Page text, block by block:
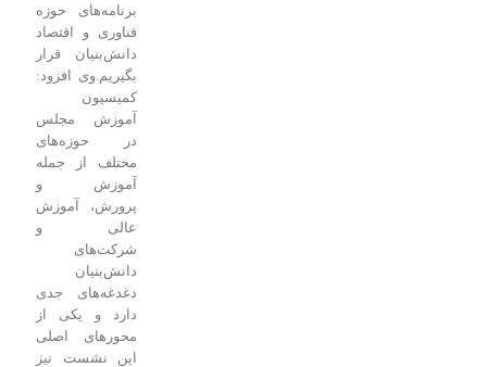
برنامه‌های حوزه
فناوری و اقتصاد
دانش‌بنیان قرار
وی افزود:
آموزش مجلس
در حوزه‌های
مختلف از جمله
آموزش و
پرورش، آموزش
عالی و
دغدغه‌های جدی
دارد و یکی از
محورهای اصلی
این نشست نیز